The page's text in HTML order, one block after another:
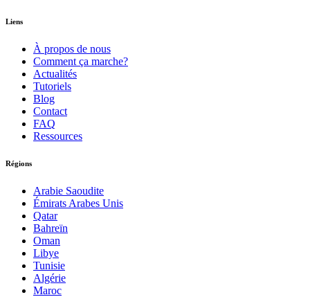
Liens
À propos de nous
Comment ça marche?
Actualités
Tutoriels
Blog
Contact
FAQ
Ressources
Régions
Arabie Saoudite
Émirats Arabes Unis
Qatar
Bahreïn
Oman
Libye
Tunisie
Algérie
Maroc